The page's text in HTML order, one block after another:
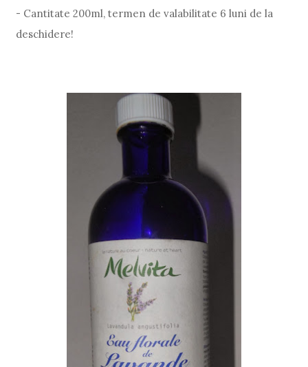
- Cantitate 200ml, termen de valabilitate 6 luni de la
deschidere!